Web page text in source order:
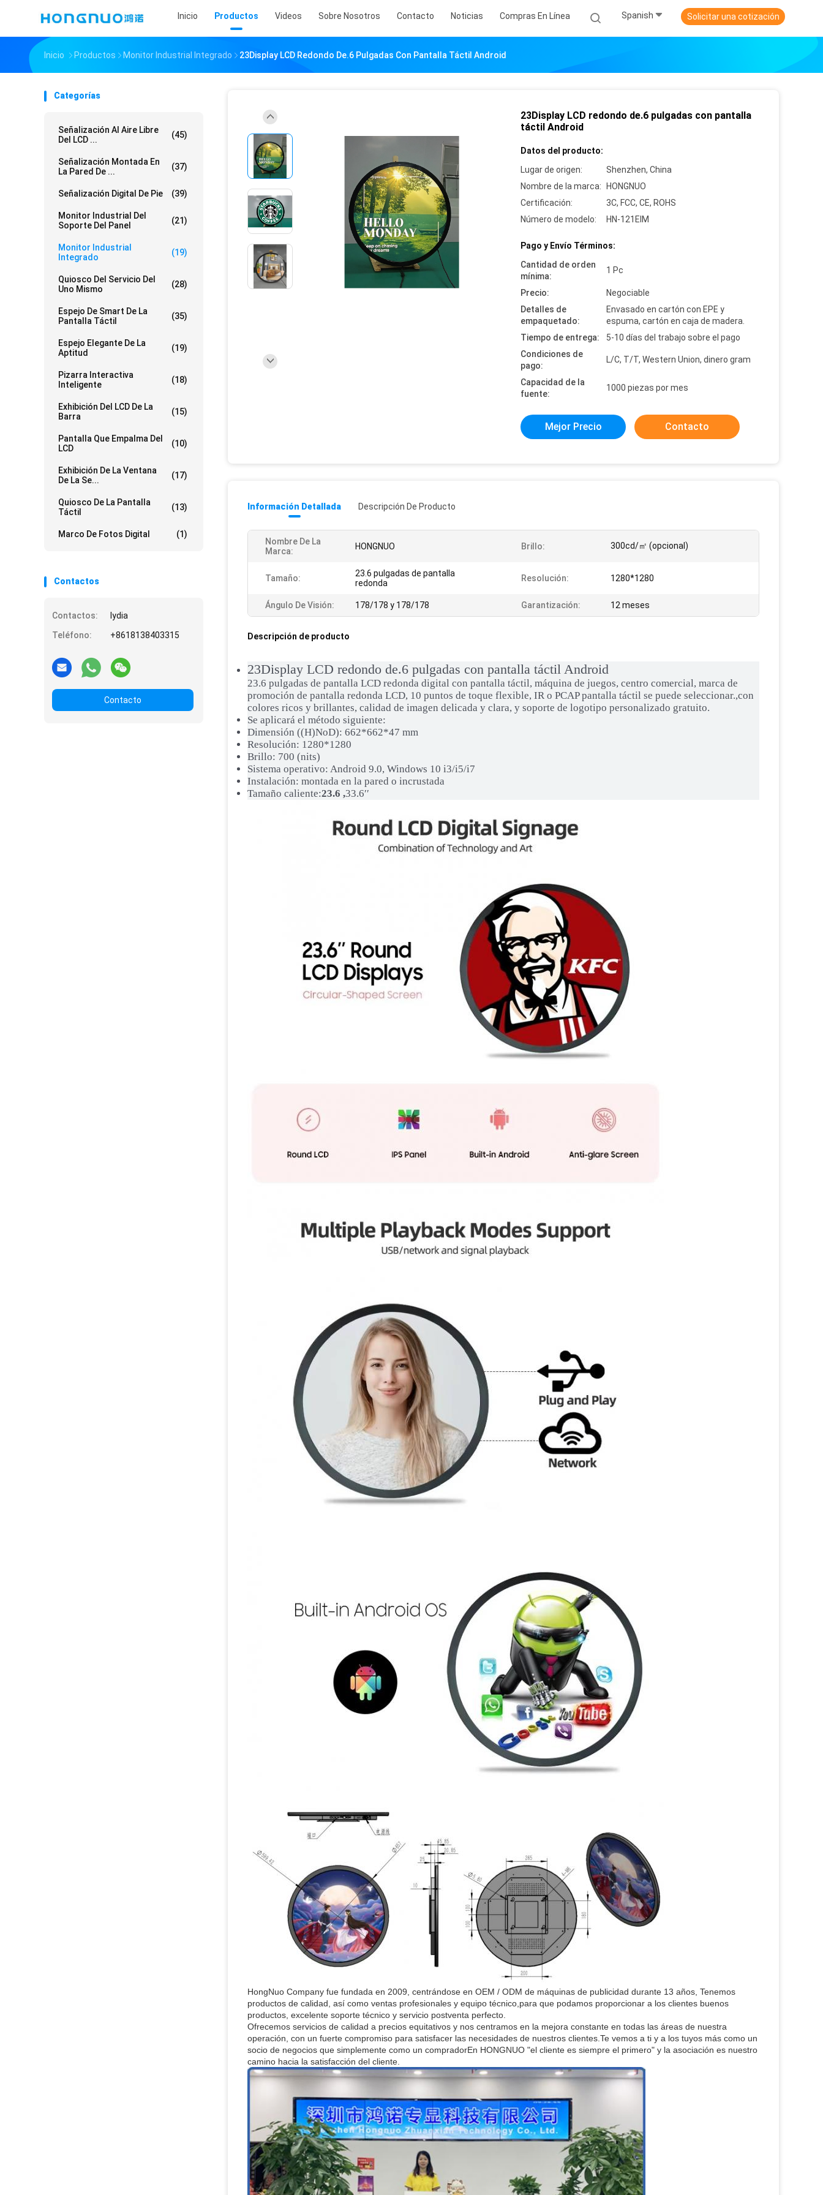
Inicio Productos Videos Sobre Nosotros Contacto Noticias Compras En Línea Spanish Solicitar una cotización
Inicio Productos Monitor Industrial Integrado 23Display LCD Redondo De.6 Pulgadas Con Pantalla Táctil Android
Categorías
Señalización Al Aire Libre
Del LCD ...
(45)
Señalización Montada En
La Pared De ...
(37)
Señalización Digital De Pie (39)
Monitor Industrial Del
Soporte Del Panel
(21)
Monitor Industrial
Integrado
(19)
Quiosco Del Servicio Del
Uno Mismo
(28)
Espejo De Smart De La
Pantalla Táctil
(35)
Espejo Elegante De La
Aptitud
(19)
Pizarra Interactiva
Inteligente
(18)
Exhibición Del LCD De La
Barra
(15)
Pantalla Que Empalma Del
LCD
(10)
Exhibición De La Ventana
De La Se...
(17)
Quiosco De La Pantalla
Táctil
(13)
Marco De Fotos Digital (1)
Contactos
Contactos:
lydia
Teléfono:
+8618138403315
Contacto
23Display LCD redondo de.6 pulgadas con pantalla
táctil Android
Datos del producto:
Lugar de origen:
Shenzhen, China
Nombre de la marca:
HONGNUO
Certificación:
3C, FCC, CE, ROHS
Número de modelo:
HN-121EIM
Pago y Envío Términos:
Cantidad de orden
mínima:
1 Pc
Precio:
Negociable
Detalles de
empaquetado:
Envasado en cartón con EPE y
espuma, cartón en caja de madera.
Tiempo de entrega:
5-10 días del trabajo sobre el pago
Condiciones de
pago:
L/C, T/T, Western Union, dinero gram
Capacidad de la
fuente:
1000 piezas por mes
Mejor Precio Contacto
Información Detallada Descripción De Producto
Nombre De La
Marca:
HONGNUO Brillo: 300cd/㎡ (opcional)
Tamaño:
23.6 pulgadas de pantalla
redonda
Resolución: 1280*1280
Ángulo De Visión: 178/178 y 178/178 Garantización: 12 meses
Descripción de producto
23Display LCD redondo de.6 pulgadas con pantalla táctil Android
23.6 pulgadas de pantalla LCD redonda digital con pantalla táctil, máquina de juegos, centro comercial, marca de
promoción de pantalla redonda LCD, 10 puntos de toque flexible, IR o PCAP pantalla táctil se puede seleccionar.,con
colores ricos y brillantes, calidad de imagen delicada y clara, y soporte de logotipo personalizado gratuito.
Se aplicará el método siguiente:
Dimensión ((H)NoD): 662*662*47 mm
Resolución: 1280*1280
Brillo: 700 (nits)
Sistema operativo: Android 9.0, Windows 10 i3/i5/i7
Instalación: montada en la pared o incrustada
Tamaño caliente:23.6 ,33.6′′
HongNuo Company fue fundada en 2009, centrándose en OEM / ODM de máquinas de publicidad durante 13 años, Tenemos
productos de calidad, así como ventas profesionales y equipo técnico,para que podamos proporcionar a los clientes buenos
productos, excelente soporte técnico y servicio postventa perfecto.
Ofrecemos servicios de calidad a precios equitativos y nos centramos en la mejora constante en todas las áreas de nuestra
operación, con un fuerte compromiso para satisfacer las necesidades de nuestros clientes.Te vemos a ti y a los tuyos más como un
socio de negocios que simplemente como un compradorEn HONGNUO "el cliente es siempre el primero" y la asociación es nuestro
camino hacia la satisfacción del cliente.